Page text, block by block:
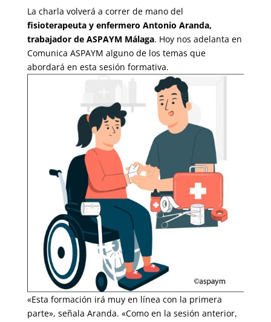
La charla volverá a correr de mano del
fisioterapeuta y enfermero Antonio Aranda,
trabajador de ASPAYM Málaga. Hoy nos adelanta en
Comunica ASPAYM alguno de los temas que
abordará en esta sesión formativa.
«Esta formación irá muy en línea con la primera
parte», señala Aranda. «Como en la sesión anterior,